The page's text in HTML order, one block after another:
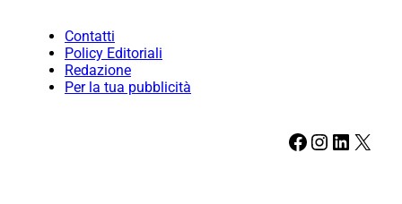
Contatti
Policy Editoriali
Redazione
Per la tua pubblicità
Facebook Instagram LinkedIn X